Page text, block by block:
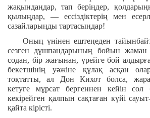
жақындаңдар, тап беріңдер,
қылыңдар, — ессіздіктерің мен
сазайларыңды тартасыңдар!
Оның үнінен ештеңеден
сезген дұшпандарының бойын
содан, бір жағынан, үрейге бой
бекетшінің уәжіне құлақ асқан
тоқтатты, ал Дон Кихот болса,
кетуге мұрсат бергеннен кейін сол
кекірейген қалпын сақтаған күйі
қайта кірісті.